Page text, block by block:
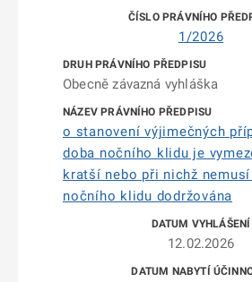
1/2026
Obecně závazná vyhláška
o stanovení výjimečných
doba nočního klidu je
kratší nebo při nichž
nočního klidu dodržována
12.02.2026